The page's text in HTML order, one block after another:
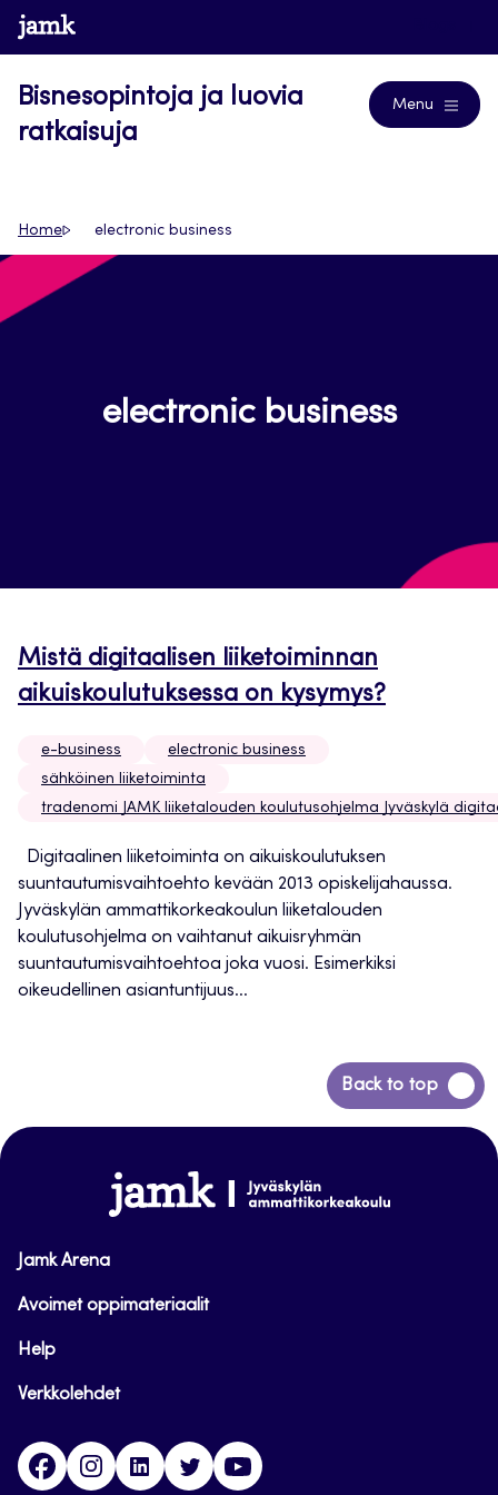
Siirry
suoraan
www.jamk.fi
Bisnesopintoja ja luovia
ratkaisuja
Menu
Home electronic business
electronic business
Mistä digitaalisen liiketoiminnan
aikuiskoulutuksessa on kysymys?
e-business
electronic business
sähköinen liiketoiminta
tradenomi JAMK liiketalouden koulutusohjelma Jyväskylä
Digitaalinen liiketoiminta on aikuiskoulutuksen
suuntautumisvaihtoehto kevään 2013 opiskelijahaussa.
Jyväskylän ammattikorkeakoulun liiketalouden
koulutusohjelma on vaihtanut aikuisryhmän
suuntautumisvaihtoehtoa joka vuosi. Esimerkiksi
oikeudellinen asiantuntijuus...
Back to top
Siirry
takaisin
www.jamk.fi
Jamk Arena
Avoimet oppimateriaalit
Help
Verkkolehdet
FacebookInstagramLinkedinTwitter